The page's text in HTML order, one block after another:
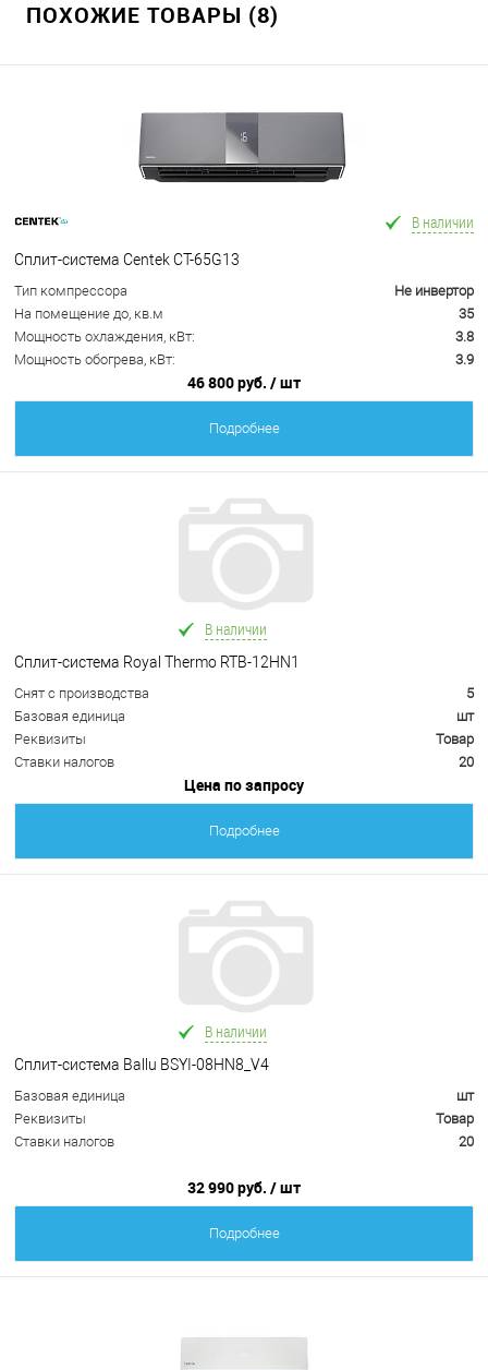
ПОХОЖИЕ ТОВАРЫ (8)
В наличии
Сплит-система Centek CT-65G13
Тип компрессора
Не инвертор
На помещение до, кв.м
35
Мощность охлаждения, кВт:
3.8
Мощность обогрева, кВт:
3.9
46 800 руб. / шт
Подробнее
В наличии
Сплит-система Royal Thermo RTB-12HN1
Снят с производства
5
Базовая единица
шт
Реквизиты
Товар
Ставки налогов
20
Цена по запросу
Подробнее
В наличии
Сплит-система Ballu BSYI-08HN8_V4
Базовая единица
шт
Реквизиты
Товар
Ставки налогов
20
32 990 руб. / шт
Подробнее